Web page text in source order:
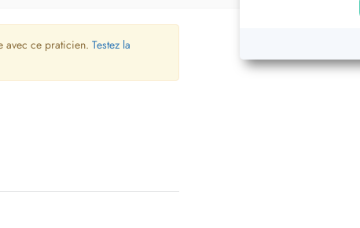
avec ce praticien. Testez la